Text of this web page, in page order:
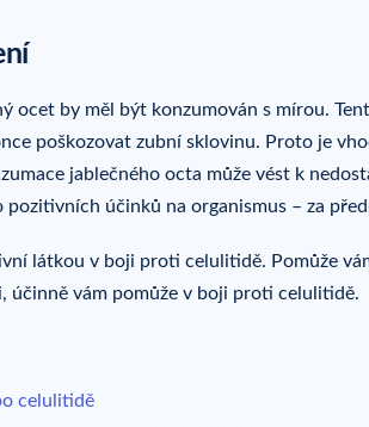
ocet by měl být konzumován s mírou.
poškozovat zubní sklovinu. Proto je
jablečného octa může vést k
účinků na organismus – za
látkou v boji proti celulitidě. Pomůže
účinně vám pomůže v boji proti celulitidě.
celulitidě